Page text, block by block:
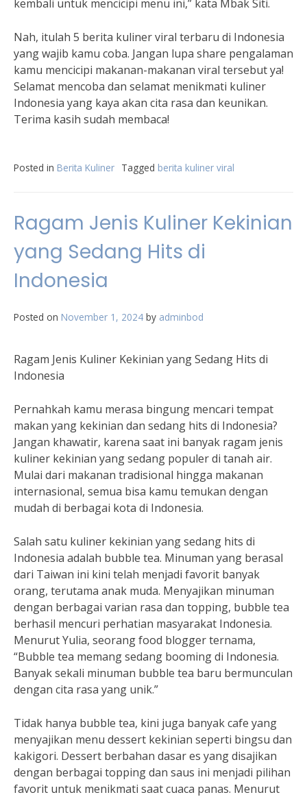
kembali untuk mencicipi menu ini,” kata Mbak Siti.
Nah, itulah 5 berita kuliner viral terbaru di Indonesia
yang wajib kamu coba. Jangan lupa share pengalaman
kamu mencicipi makanan-makanan viral tersebut ya!
Selamat mencoba dan selamat menikmati kuliner
Indonesia yang kaya akan cita rasa dan keunikan.
Terima kasih sudah membaca!
Posted in Berita Kuliner Tagged berita kuliner viral
Ragam Jenis Kuliner Kekinian
yang Sedang Hits di
Indonesia
Posted on November 1, 2024 by adminbod
Ragam Jenis Kuliner Kekinian yang Sedang Hits di
Indonesia
Pernahkah kamu merasa bingung mencari tempat
makan yang kekinian dan sedang hits di Indonesia?
Jangan khawatir, karena saat ini banyak ragam jenis
kuliner kekinian yang sedang populer di tanah air.
Mulai dari makanan tradisional hingga makanan
internasional, semua bisa kamu temukan dengan
mudah di berbagai kota di Indonesia.
Salah satu kuliner kekinian yang sedang hits di
Indonesia adalah bubble tea. Minuman yang berasal
dari Taiwan ini kini telah menjadi favorit banyak
orang, terutama anak muda. Menyajikan minuman
dengan berbagai varian rasa dan topping, bubble tea
berhasil mencuri perhatian masyarakat Indonesia.
Menurut Yulia, seorang food blogger ternama,
“Bubble tea memang sedang booming di Indonesia.
Banyak sekali minuman bubble tea baru bermunculan
dengan cita rasa yang unik.”
Tidak hanya bubble tea, kini juga banyak cafe yang
menyajikan menu dessert kekinian seperti bingsu dan
kakigori. Dessert berbahan dasar es yang disajikan
dengan berbagai topping dan saus ini menjadi pilihan
favorit untuk menikmati saat cuaca panas. Menurut